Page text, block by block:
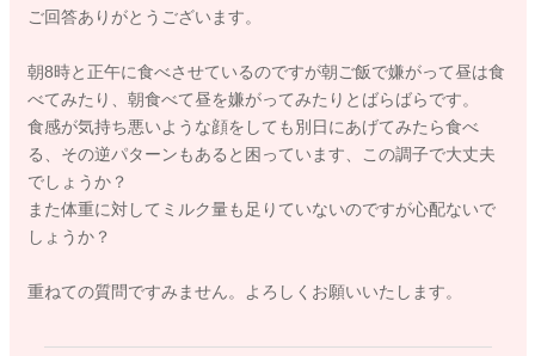
2026/5/6 23:53
ご回答ありがとうございます。
朝8時と正午に食べさせているのですが朝ご飯で嫌がって昼は食
べてみたり、朝食べて昼を嫌がってみたりとばらばらです。
食感が気持ち悪いような顔をしても別日にあげてみたら食べ
る、その逆パターンもあると困っています、この調子で大丈夫
でしょうか？
また体重に対してミルク量も足りていないのですが心配ないで
しょうか？
重ねての質問ですみません。よろしくお願いいたします。